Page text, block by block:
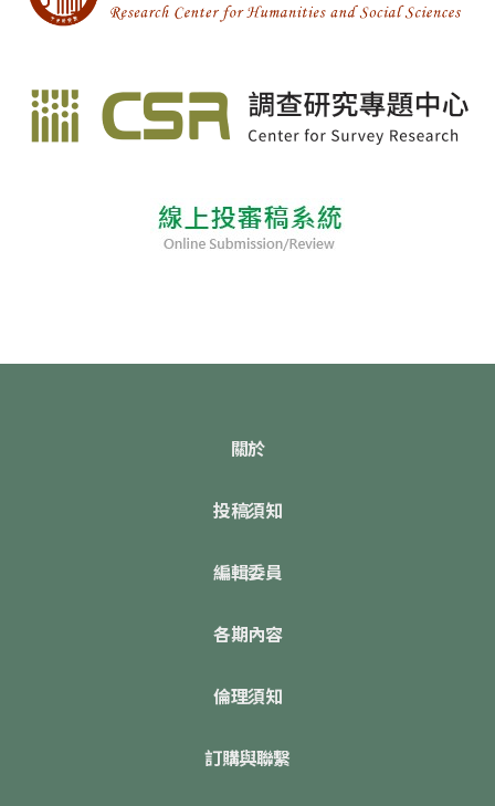
關於
投稿須知
編輯委員
各期內容
倫理須知
訂購與聯繫